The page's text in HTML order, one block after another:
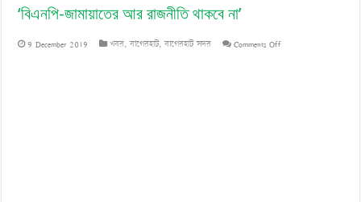
‘বিএনপি-জামায়াতের আর রাজনীতি থাকবে না’
9 December 2019 খবর,বাগেরহাট,বাগেরহাট সদর Comments Offon